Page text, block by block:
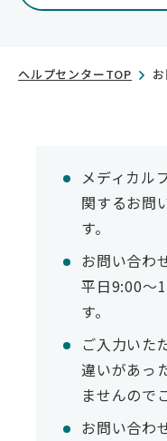
支払い
演題登録者
ログイン
領収証・参加
e-learning
お
ヘルプセンターTOP
メディカル
関するお問
す。
お問い合わ
平日9:00～
す。
ご入力いた
違いがあっ
ませんので
お問い合わ